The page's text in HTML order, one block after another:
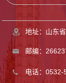
地址：山东
邮编：
电话：0532-